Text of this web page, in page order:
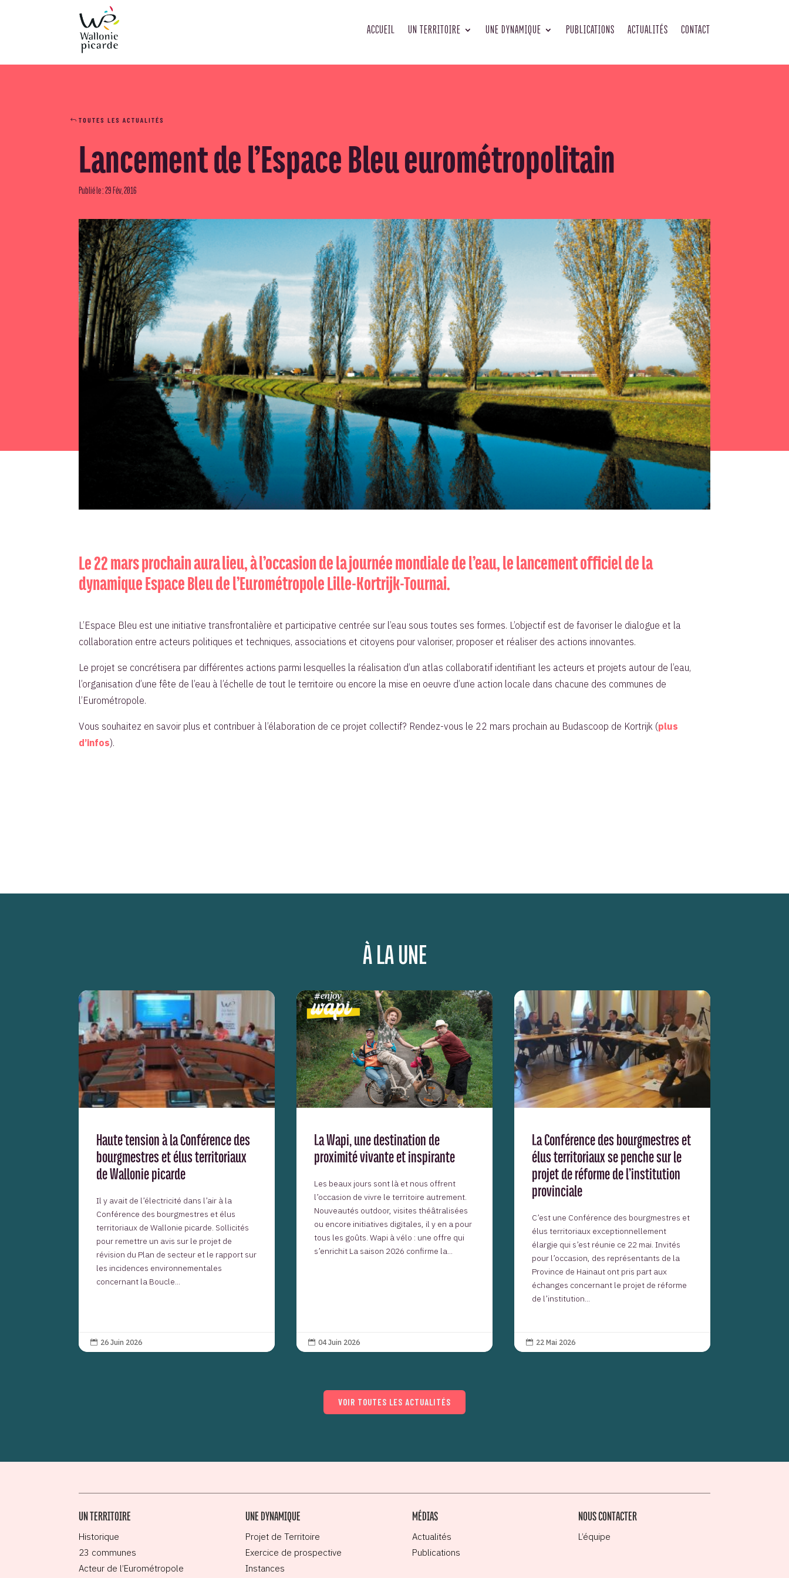
ACCUEIL UN TERRITOIRE UNE DYNAMIQUE PUBLICATIONS ACTUALITÉS CONTACT
TOUTES LES ACTUALITÉS
Lancement de l’Espace Bleu eurométropolitain
Publié le : 29 Fév, 2016
Le 22 mars prochain aura lieu, à l’occasion de la journée mondiale de l’eau, le lancement officiel de la
dynamique Espace Bleu de l’Eurométropole Lille-Kortrijk-Tournai.
L’Espace Bleu est une initiative transfrontalière et participative centrée sur l’eau sous toutes ses formes. L’objectif est de favoriser le dialogue et la
collaboration entre acteurs politiques et techniques, associations et citoyens pour valoriser, proposer et réaliser des actions innovantes.
Le projet se concrétisera par différentes actions parmi lesquelles la réalisation d’un atlas collaboratif identifiant les acteurs et projets autour de l’eau,
l’organisation d’une fête de l’eau à l’échelle de tout le territoire ou encore la mise en oeuvre d’une action locale dans chacune des communes de
l’Eurométropole.
Vous souhaitez en savoir plus et contribuer à l’élaboration de ce projet collectif? Rendez-vous le 22 mars prochain au Budascoop de Kortrijk (plus
d’infos).
À LA UNE
Haute tension à la Conférence des
bourgmestres et élus territoriaux
de Wallonie picarde
Il y avait de l’électricité dans l’air à la
Conférence des bourgmestres et élus
territoriaux de Wallonie picarde. Sollicités
pour remettre un avis sur le projet de
révision du Plan de secteur et le rapport sur
les incidences environnementales
concernant la Boucle...
 26 Juin 2026
La Wapi, une destination de
proximité vivante et inspirante
Les beaux jours sont là et nous offrent
l’occasion de vivre le territoire autrement.
Nouveautés outdoor, visites théâtralisées
ou encore initiatives digitales, il y en a pour
tous les goûts. Wapi à vélo : une offre qui
s’enrichit La saison 2026 confirme la...
 04 Juin 2026
La Conférence des bourgmestres et
élus territoriaux se penche sur le
projet de réforme de l’institution
provinciale
C’est une Conférence des bourgmestres et
élus territoriaux exceptionnellement
élargie qui s’est réunie ce 22 mai. Invités
pour l’occasion, des représentants de la
Province de Hainaut ont pris part aux
échanges concernant le projet de réforme
de l’institution...
 22 Mai 2026
VOIR TOUTES LES ACTUALITÉS
UN TERRITOIRE
Historique
23 communes
Acteur de l’Eurométropole
UNE DYNAMIQUE
Projet de Territoire
Exercice de prospective
Instances
MÉDIAS
Actualités
Publications
NOUS CONTACTER
L’équipe